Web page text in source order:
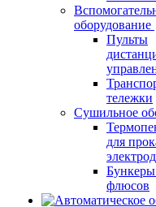
оборудование
Пульты
тележки
Сушильное
для
Бункеры
флюсов